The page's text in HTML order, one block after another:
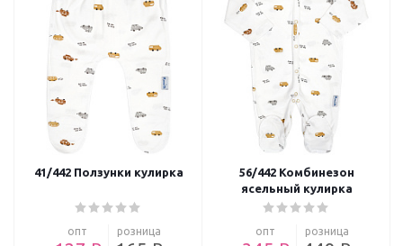
41/442 Ползунки кулирка
опт розница
56/442 Комбинезон
ясельный кулирка
опт розница